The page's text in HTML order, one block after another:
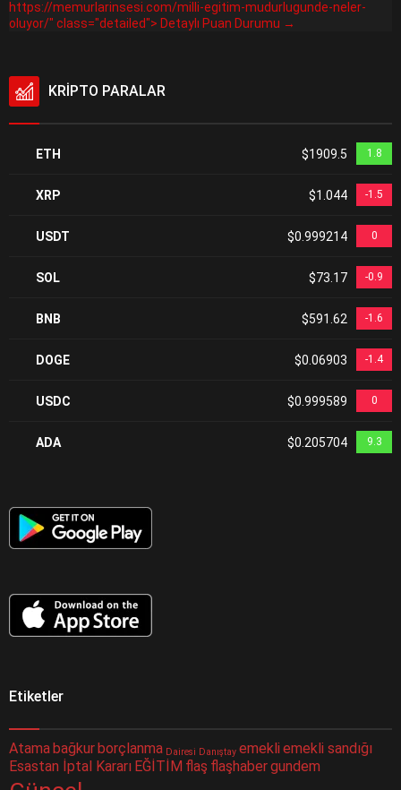
https://memurlarinsesi.com/milli-egitim-mudurlugunde-neler-
oluyor/" class="detailed"> Detaylı Puan Durumu →
KRİPTO PARALAR
ETH $1909.5 1.8
XRP $1.044 -1.5
USDT $0.999214 0
SOL $73.17 -0.9
BNB $591.62 -1.6
DOGE $0.06903 -1.4
USDC $0.999589 0
ADA $0.205704 9.3
Etiketler
Atamabağkurborçlanma Dairesi Danıştay emekliemekli sandığı
Esastan İptal Kararı EĞİTİM flaş flaşhabergundem